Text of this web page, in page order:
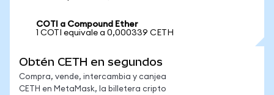
COTI a Compound Ether
1 COTI equivale a 0,000339 CETH
Obtén CETH en segundos
Compra, vende, intercambia y canjea
CETH en MetaMask, la billetera cripto